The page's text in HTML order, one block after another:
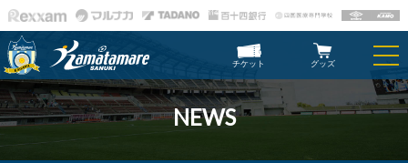
チケット グッズ
NEWS